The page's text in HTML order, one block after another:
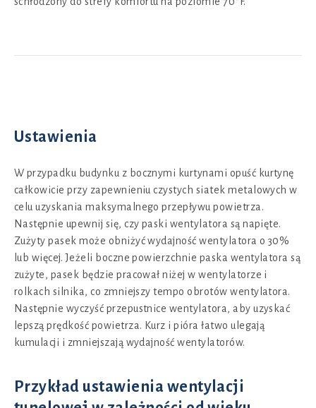
Ustawienia
W przypadku budynku z bocznymi kurtynami opuść kurtynę
całkowicie przy zapewnieniu czystych siatek metalowych w
celu uzyskania maksymalnego przepływu powietrza.
Następnie upewnij się, czy paski wentylatora są napięte.
Zużyty pasek może obniżyć wydajność wentylatora o 30%
lub więcej. Jeżeli boczne powierzchnie paska wentylatora są
zużyte, pasek będzie pracował niżej w wentylatorze i
rolkach silnika, co zmniejszy tempo obrotów wentylatora.
Następnie wyczyść przepustnice wentylatora, aby uzyskać
lepszą prędkość powietrza. Kurz i pióra łatwo ulegają
kumulacji i zmniejszają wydajność wentylatorów.
Przykład ustawienia wentylacji